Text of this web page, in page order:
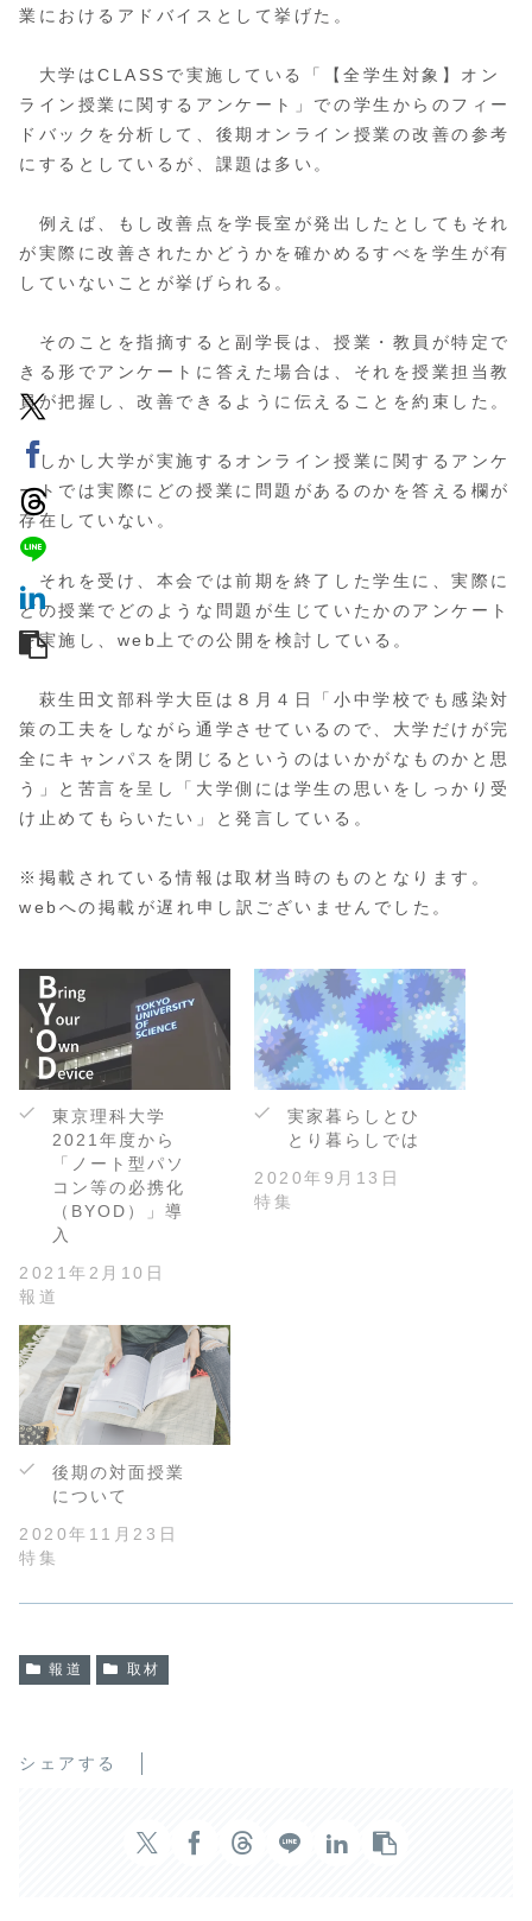
業におけるアドバイスとして挙げた。
大学はCLASSで実施している「【全学生対象】オン
ライン授業に関するアンケート」での学生からのフィー
ドバックを分析して、後期オンライン授業の改善の参考
にするとしているが、課題は多い。
例えば、もし改善点を学長室が発出したとしてもそれ
が実際に改善されたかどうかを確かめるすべを学生が有
していないことが挙げられる。
そのことを指摘すると副学長は、授業・教員が特定で
きる形でアンケートに答えた場合は、それを授業担当教
員が把握し、改善できるように伝えることを約束した。
しかし大学が実施するオンライン授業に関するアンケ
ートでは実際にどの授業に問題があるのかを答える欄が
存在していない。
それを受け、本会では前期を終了した学生に、実際に
どの授業でどのような問題が生じていたかのアンケート
を実施し、web上での公開を検討している。
萩生田文部科学大臣は８月４日「小中学校でも感染対
策の工夫をしながら通学させているので、大学だけが完
全にキャンパスを閉じるというのはいかがなものかと思
う」と苦言を呈し「大学側には学生の思いをしっかり受
け止めてもらいたい」と発言している。
※掲載されている情報は取材当時のものとなります。
webへの掲載が遅れ申し訳ございませんでした。
東京理科大学
2021年度から
「ノート型パソ
コン等の必携化
（BYOD）」導
入
2021年2月10日
報道
実家暮らしとひ
とり暮らしでは
2020年9月13日
特集
後期の対面授業
について
2020年11月23日
特集
報道 取材
シェアする